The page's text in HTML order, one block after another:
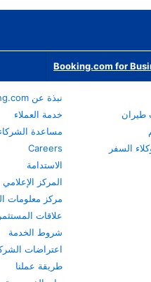
Booking.com for
طيران
نبذة عن Booking.com
خدمة العملاء
مساعدة
Careers
الاستدامة
المركز الإعلامي
مركز معلومات
علاقات
شروط الخدمة
اعتراضات
طريقة عملنا